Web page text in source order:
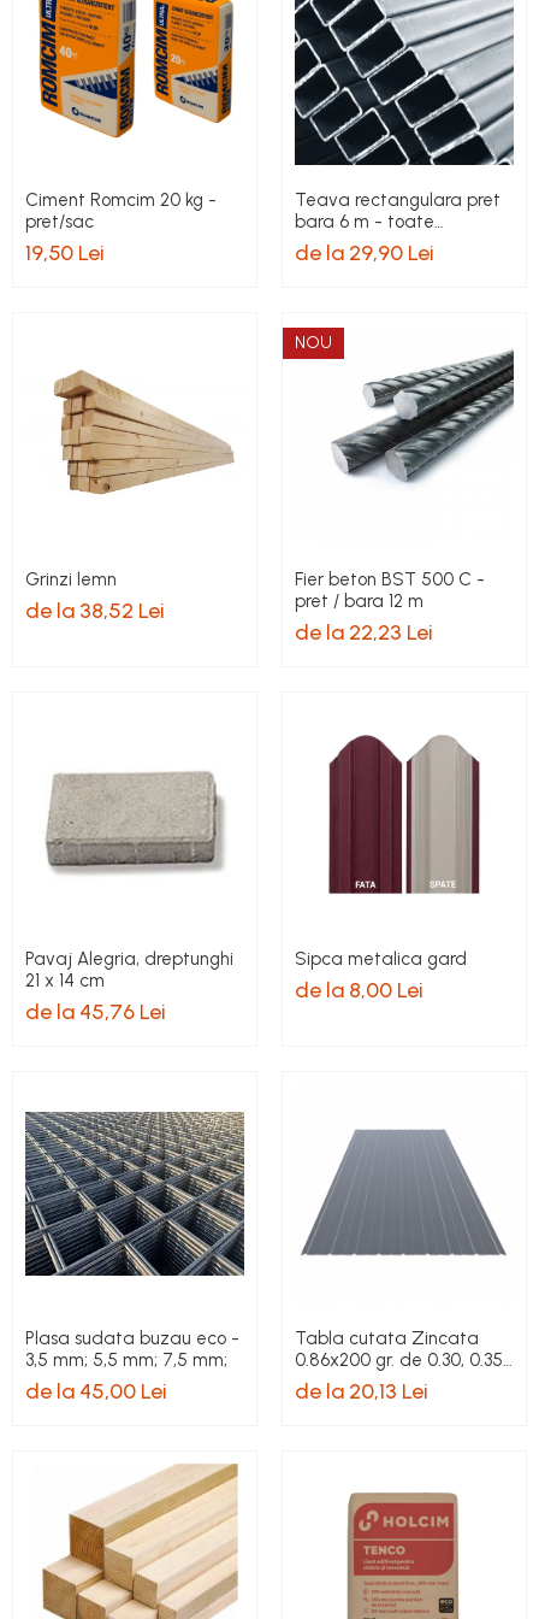
Ciment Romcim 20 kg -
pret/sac
19,50 Lei
Teava rectangulara pret
bara 6 m - toate
dimensiunile
de la 29,90 Lei
Grinzi lemn
de la 38,52 Lei
NOU
Fier beton BST 500 C -
pret / bara 12 m
de la 22,23 Lei
Pavaj Alegria, dreptunghi
21 x 14 cm
de la 45,76 Lei
Sipca metalica gard
de la 8,00 Lei
Plasa sudata buzau eco -
3,5 mm; 5,5 mm; 7,5 mm;
de la 45,00 Lei
Tabla cutata Zincata
0.86x200 gr. de 0.30, 0.35 ,
0.40 mm
de la 20,13 Lei